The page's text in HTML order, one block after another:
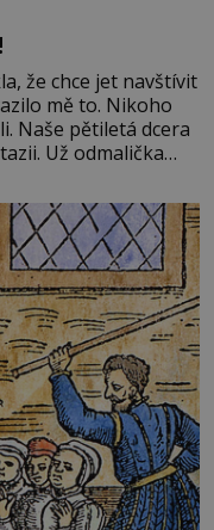
že chce jet navštívit
mě to. Nikoho
Naše pětiletá dcera
Už odmalička
statečných